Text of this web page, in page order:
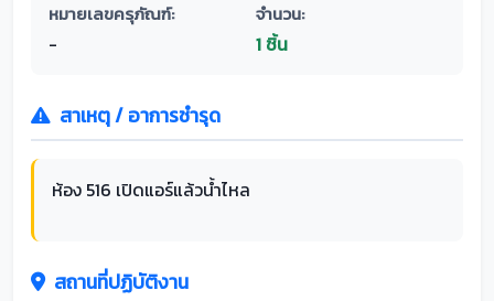
หมายเลขครุภัณฑ์:
-
จำนวน:
1 ชิ้น
สาเหตุ / อาการชำรุด
ห้อง 516 เปิดแอร์แล้วน้ำไหล
สถานที่ปฏิบัติงาน